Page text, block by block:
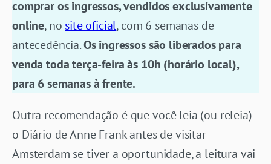
comprar os ingressos, vendidos exclusivamente
online, no site oficial, com 6 semanas de
antecedência.Os ingressos são liberados para
venda toda terça-feira às 10h (horário local),
para 6 semanas à frente.
Outra recomendação é que você leia (ou releia)
o Diário de Anne Frank antes de visitar
Amsterdam se tiver a oportunidade, a leitura vai